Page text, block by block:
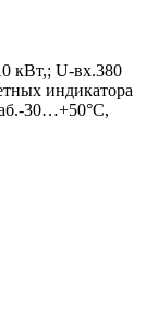
кВт,; U-вх.380
индикатора
30…+50°С,